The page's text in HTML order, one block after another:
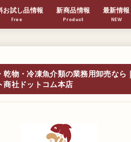
お試し品情報
Free
新商品情報
Product
最新情報
NEW
乾物・冷凍魚介類の業務用卸売なら｜
商社ドットコム本店